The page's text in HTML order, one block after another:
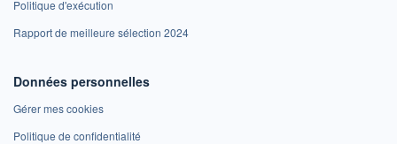
Politique d'exécution
Rapport de meilleure sélection 2024
Données personnelles
Gérer mes cookies
Politique de confidentialité